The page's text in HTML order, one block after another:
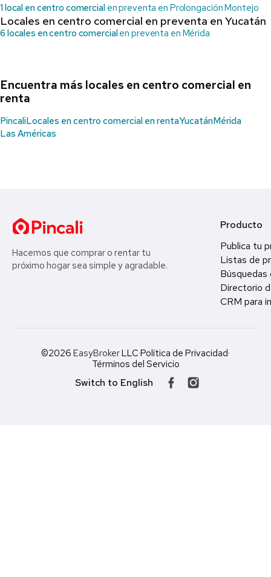
1 local en centro comercialen preventa en Prolongación Montejo
Locales en centro comercial en preventa en Yucatán
6 locales en centro comercialen preventa en Mérida
Encuentra más locales en centro comercial en
renta
PincaliLocales en centro comercial en rentaYucatánMérida
Las Américas
Hacemos que comprar o rentar tu
próximo hogar sea simple y agradable.
Producto
Publica tu
Listas de
Búsquedas
Directorio
CRM para
©2026 EasyBrokerLLC·Política de Privacidad·
Términos del Servicio
Switch to English